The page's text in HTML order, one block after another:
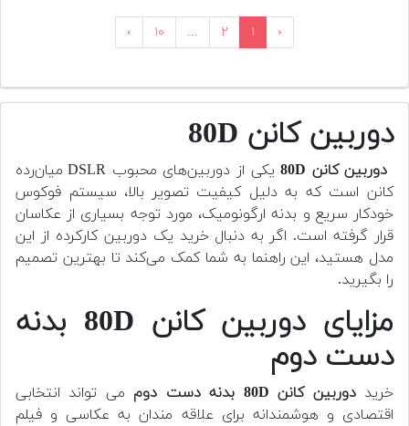
‹ ۱ ۲ ... ۱۰ ›
دوربین کانن 80D
دوربین کانن 80D
یکی از دوربین‌های محبوب DSLR میان‌رده
کانن است که به دلیل کیفیت تصویر بالا، سیستم فوکوس
خودکار سریع و بدنه ارگونومیک، مورد توجه بسیاری از عکاسان
قرار گرفته است. اگر به دنبال خرید یک دوربین کارکرده از این
مدل هستید، این راهنما به شما کمک می‌کند تا بهترین تصمیم
را بگیرید.
مزایای دوربین کانن 80D بدنه
دست دوم
خریددوربین کانن 80D بدنه دست دوم
می تواند انتخابی
اقتصادی و هوشمندانه برای علاقه مندان به عکاسی و فیلم